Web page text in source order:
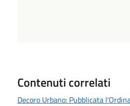
Contenuti correlati
Decoro Urbano: Pubblicata